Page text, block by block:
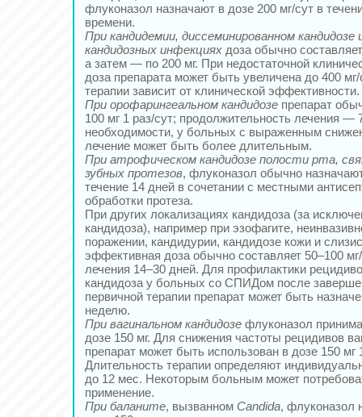
флуконазол назначают в дозе 200 мг/сут в
времени.
При кандидемии, диссеминированном кандидозе
кандидозных инфекциях доза обычно
а затем — по 200 мг. При недостаточной
доза препарата может быть увеличена до 400
терапии зависит от клинической эффективности.
При орофарингеальном кандидозе препарат
100 мг 1 раз/сут; продолжительность лечения —
необходимости, у больных с выраженным
лечение может быть более длительным.
При атрофическом кандидозе полости рта,
зубных протезов, флуконазол обычно
течение 14 дней в сочетании с местными
обработки протеза.
При других локализациях кандидоза (за
кандидоза), например при эзофагите,
поражении, кандидурии, кандидозе кожи и
эффективная доза обычно составляет 50–100
лечения 14–30 дней. Для профилактики
кандидоза у больных со СПИДом после
первичной терапии препарат может быть
неделю.
При вагинальном кандидозе флуконазол
дозе 150 мг. Для снижения частоты рецидивов
препарат может быть использован в дозе 150 мг
Длительность терапии определяют
до 12 мес. Некоторым больным может
применение.
При баланите, вызванном Candida, флуконазол